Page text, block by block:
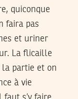
quiconque
faira pas
et uriner
La flicaille
partie et on
à vie